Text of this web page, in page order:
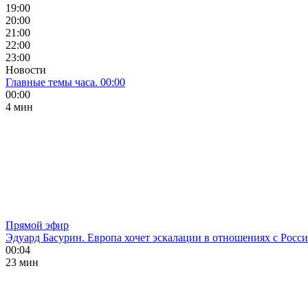
19:00
20:00
21:00
22:00
23:00
Новости
Главные темы часа. 00:00
00:00
4 мин
Прямой эфир
Эдуард Басурин. Европа хочет эскалации в отношениях с
00:04
23 мин